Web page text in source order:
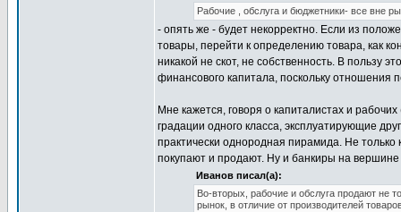
Рабочие , обслуга и бюджетники- все вне
- опять же - будет некорректно. Если из
товары, перейти к определению товара, как
никакой не скот, не собственность. В пользу
финансового капитала, поскольку отношения
Мне кажется, говоря о капиталистах и
градации одного класса, эксплуатирующие
практически однородная пирамида. Не
покупают и продают. Ну и банкиры на вершине
Иванов писал(а):
Во-вторых, рабочие и обслуга продают не
рынок, в отличие от производителей